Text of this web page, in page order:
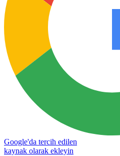
Google'da tercih edilen
kaynak olarak ekleyin